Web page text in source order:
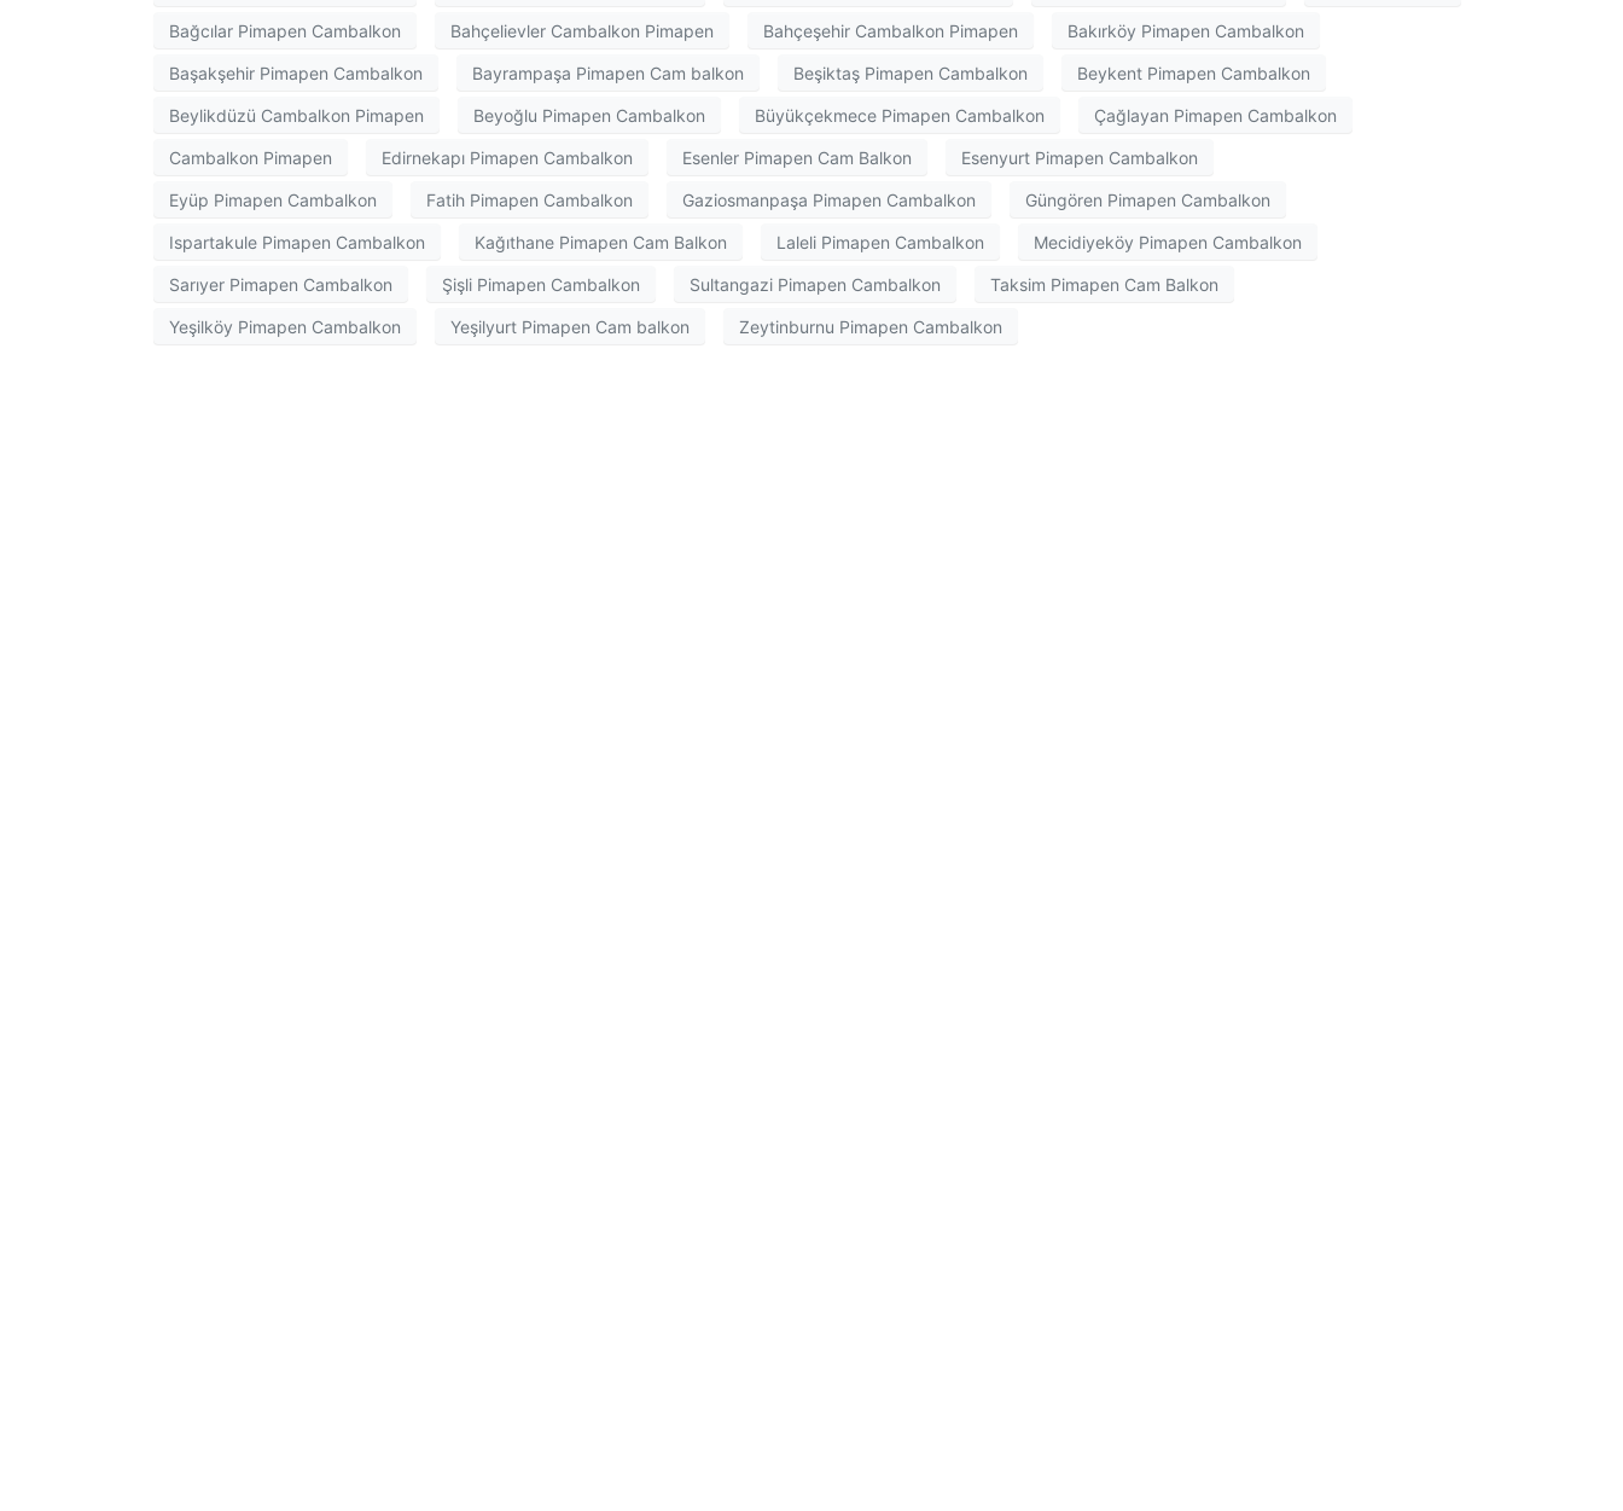
Bağcılar Pimapen Cambalkon Bahçelievler Cambalkon Pimapen Bahçeşehir Cambalkon Pimapen Bakırköy Pimapen Cambalkon
Başakşehir Pimapen Cambalkon Bayrampaşa Pimapen Cam balkon Beşiktaş Pimapen Cambalkon Beykent Pimapen Cambalkon
Beylikdüzü Cambalkon Pimapen Beyoğlu Pimapen Cambalkon Büyükçekmece Pimapen Cambalkon Çağlayan Pimapen Cambalkon
Cambalkon Pimapen Edirnekapı Pimapen Cambalkon Esenler Pimapen Cam Balkon Esenyurt Pimapen Cambalkon
Eyüp Pimapen Cambalkon Fatih Pimapen Cambalkon Gaziosmanpaşa Pimapen Cambalkon Güngören Pimapen Cambalkon
Ispartakule Pimapen Cambalkon Kağıthane Pimapen Cam Balkon Laleli Pimapen Cambalkon Mecidiyeköy Pimapen Cambalkon
Sarıyer Pimapen Cambalkon Şişli Pimapen Cambalkon Sultangazi Pimapen Cambalkon Taksim Pimapen Cam Balkon
Yeşilköy Pimapen Cambalkon Yeşilyurt Pimapen Cam balkon Zeytinburnu Pimapen Cambalkon